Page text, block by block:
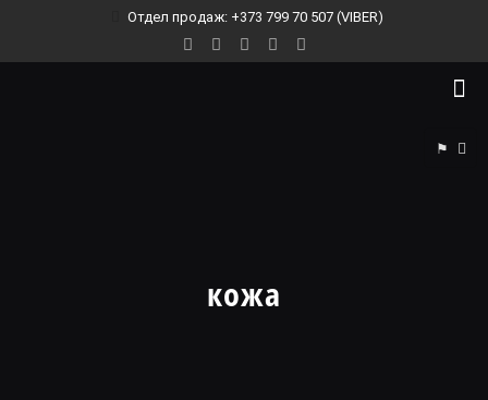
Отдел продаж: +373 799 70 507 (VIBER)
⚑
кожа